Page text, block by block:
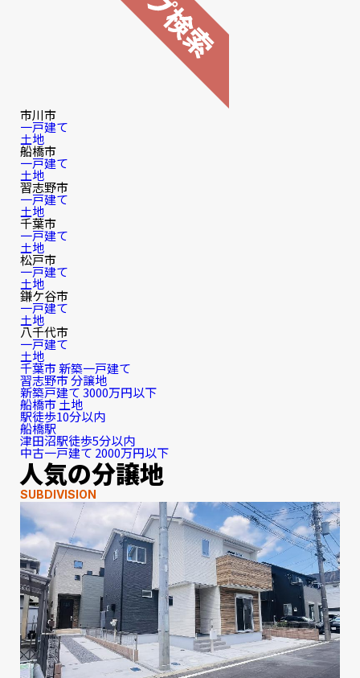
市川市
一戸建て
土地
船橋市
一戸建て
土地
習志野市
一戸建て
土地
千葉市
一戸建て
土地
松戸市
一戸建て
土地
鎌ケ谷市
一戸建て
土地
八千代市
一戸建て
土地
千葉市 新築一戸建て
習志野市 分譲地
新築戸建て 3000万円以下
船橋市 土地
駅徒歩10分以内
船橋駅
津田沼駅徒歩5分以内
中古一戸建て 2000万円以下
人気の分譲地
SUBDIVISION